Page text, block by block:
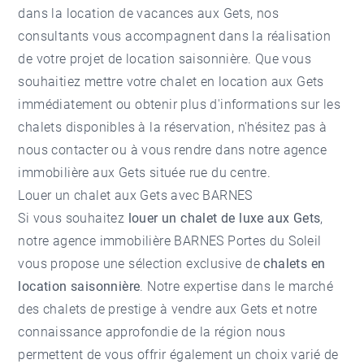
dans la location de vacances aux Gets, nos
consultants vous accompagnent dans la réalisation
de votre projet de location saisonnière. Que vous
souhaitiez mettre votre chalet en location aux Gets
immédiatement ou obtenir plus d'informations sur les
chalets disponibles à la réservation, n'hésitez pas à
nous contacter ou à vous rendre dans notre agence
immobilière aux Gets située rue du centre.
Louer un chalet aux Gets avec BARNES
Si vous souhaitez louer un chalet de luxe aux Gets,
notre agence immobilière BARNES Portes du Soleil
vous propose une sélection exclusive dechalets en
location saisonnière. Notre expertise dans le marché
deschalets de prestige à vendre aux Gets et notre
connaissance approfondie de la région nous
permettent de vous offrir également un choix varié de